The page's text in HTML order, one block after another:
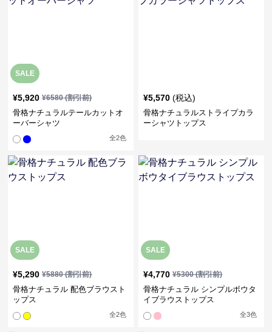
SALE
¥5,920 ¥6580(割引前)
骨格ナチュラルテールカットオ
ーバーシャツ
全2色
¥5,570 (税込)
骨格ナチュラルストライプカラ
ーシャツトップス
SALE
¥5,290 ¥5880(割引前)
骨格ナチュラル 配色ブラウスト
ップス
全2色
SALE
¥4,770 ¥5300(割引前)
骨格ナチュラル シンプルボウタ
イブラウストップス
全3色